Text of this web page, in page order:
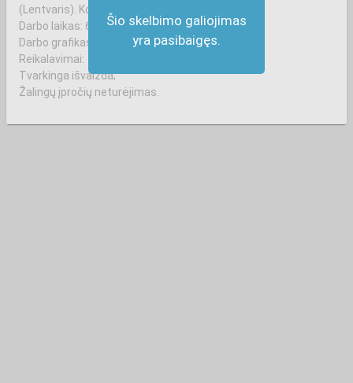
Šio skelbimo galiojimas
yra pasibaigęs.
(Lentvaris). Kompensuojamas kuras.
Darbo laikas: 6:00-17:00 val. arba 7:00-18:00 val.
Darbo grafikas: VI, VII
Reikalavimai:
Tvarkinga išvaizda;
Žalingų įpročių neturėjimas.